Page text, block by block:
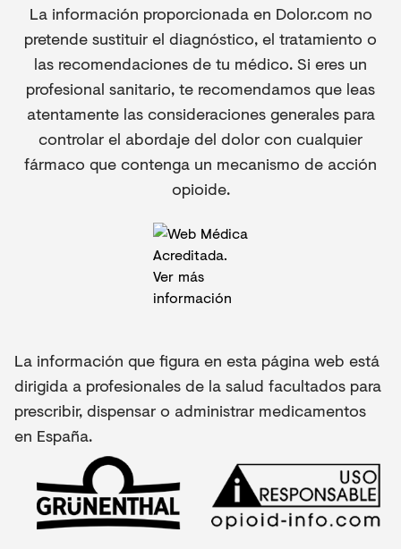
La información proporcionada en Dolor.com no
pretende sustituir el diagnóstico, el tratamiento o
las recomendaciones de tu médico. Si eres un
profesional sanitario, te recomendamos que leas
atentamente las consideraciones generales para
controlar el abordaje del dolor con cualquier
fármaco que contenga un mecanismo de acción
opioide.
La información que figura en esta página web está
dirigida a profesionales de la salud facultados para
prescribir, dispensar o administrar medicamentos
en España.